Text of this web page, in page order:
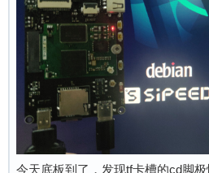
今天底板到了，发现tf卡槽的cd脚